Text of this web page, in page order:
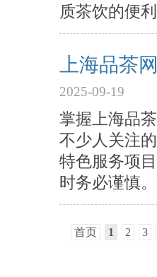
质茶饮的便
上海品茶
2025-09-19
掌握上海品
不少人关注
特色服务项
时务必谨慎
首页 1 2 3